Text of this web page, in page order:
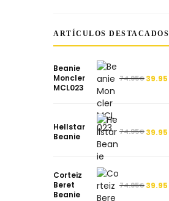
ARTÍCULOS DESTACADOS
Beanie
Moncler
MCL023
74.95€39.95
Hellstar
Beanie
74.95€39.95
Corteiz
Beret
Beanie
74.95€39.95